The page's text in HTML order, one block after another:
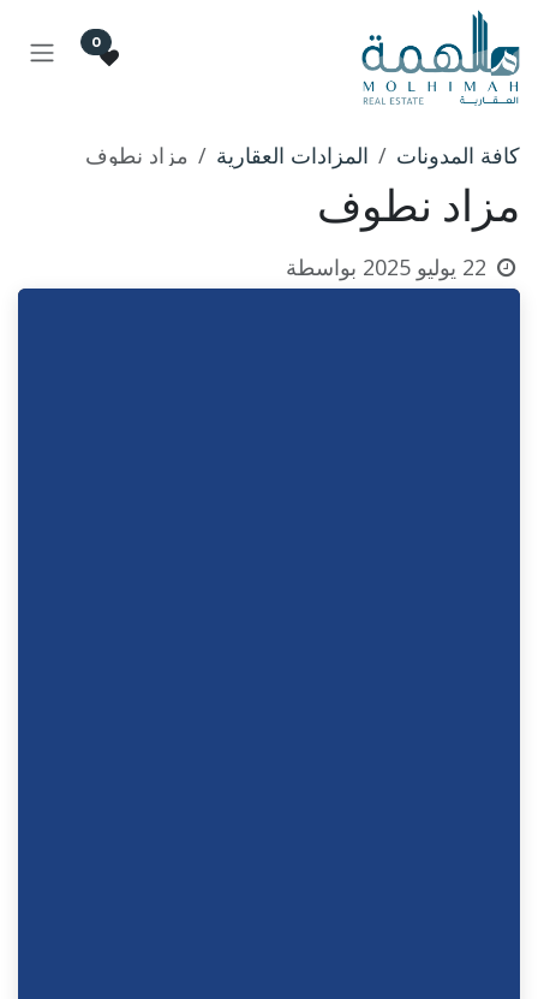
تخطي للذهاب إلى المحتوى
0
كافة المدونات المزادات العقارية مزاد نطوف
مزاد نطوف
22 يوليو 2025 بواسطة